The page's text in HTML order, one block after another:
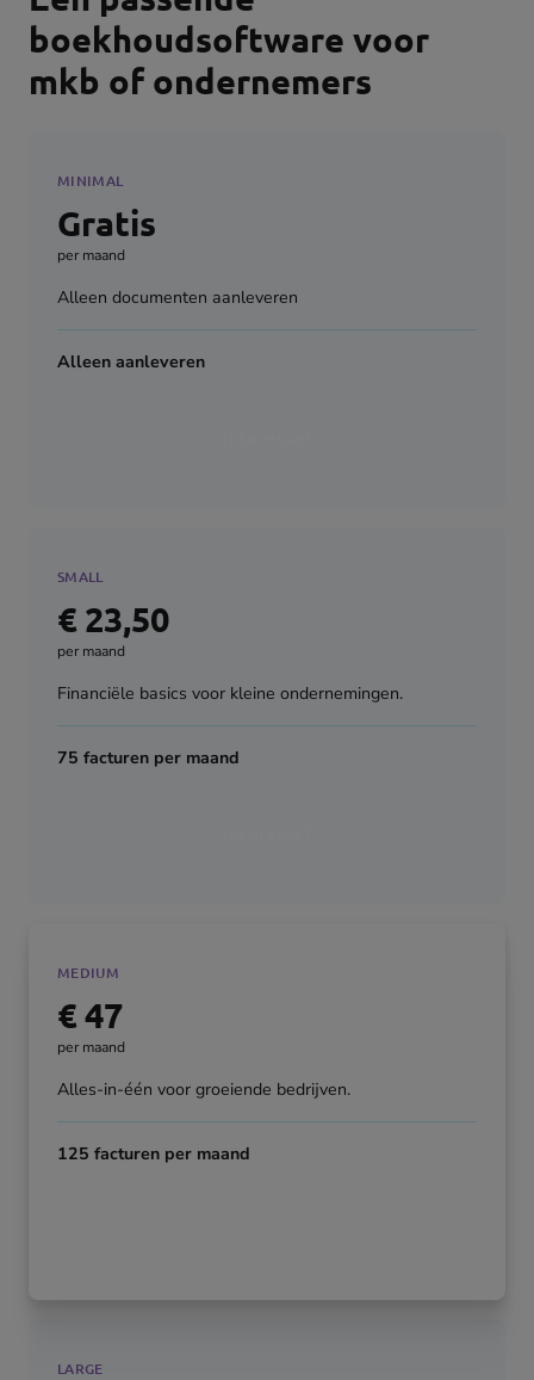
boekhoudsoftware voor
mkb of ondernemers
MINIMAL
Gratis
per maand
Alleen documenten aanleveren
Alleen aanleveren
SMALL
€ 23,50
per maand
Financiële basics voor kleine ondernemingen.
75 facturen per maand
MEDIUM
€ 47
per maand
Alles-in-één voor groeiende bedrijven.
125 facturen per maand
LARGE